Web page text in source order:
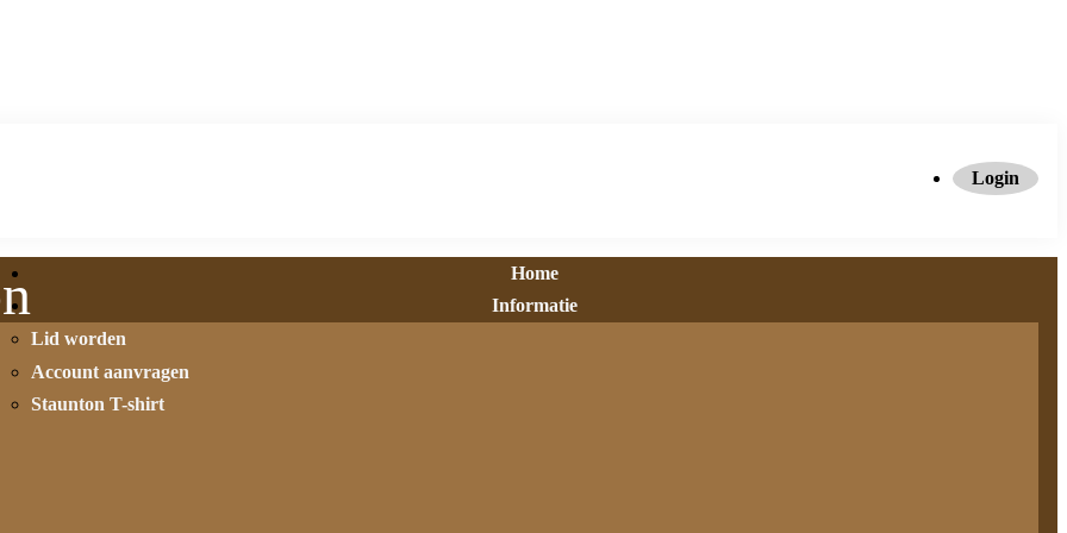
Login
Home
Informatie
Lid worden
Account aanvragen
Staunton T-shirt